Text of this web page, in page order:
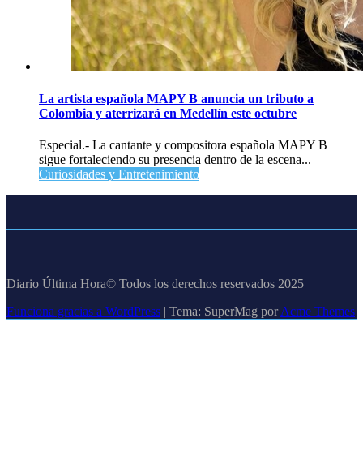
La artista española MAPY B anuncia un tributo a
Colombia y aterrizará en Medellín este octubre
Especial.- La cantante y compositora española MAPY B
sigue fortaleciendo su presencia dentro de la escena...
Curiosidades y Entretenimiento
Diario Última Hora© Todos los derechos reservados 2025
Funciona gracias a WordPress | Tema: SuperMag porAcme Themes